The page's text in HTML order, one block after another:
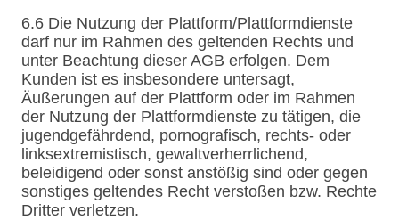
6.6 Die Nutzung der Plattform/Plattformdienste
darf nur im Rahmen des geltenden Rechts und
unter Beachtung dieser AGB erfolgen. Dem
Kunden ist es insbesondere untersagt,
Äußerungen auf der Plattform oder im Rahmen
der Nutzung der Plattformdienste zu tätigen, die
jugendgefährdend, pornografisch, rechts- oder
linksextremistisch, gewaltverherrlichend,
beleidigend oder sonst anstößig sind oder gegen
sonstiges geltendes Recht verstoßen bzw. Rechte
Dritter verletzen.